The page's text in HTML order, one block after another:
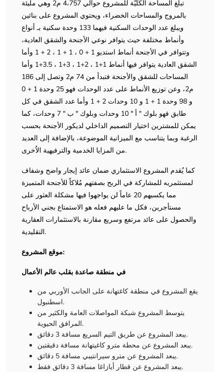
تبلغ المساحة الكُليّة للمشروع حوالي 4،757 م2 وهي مليئة
بالمروج والمساحات الخضراء، ويحتوي المشروع على بنائين
ويبلغ عدد الوحدات السكنية فيهما 133 وحدة سكنية بـ أنواع
وأنماط مختلفة حيث يتوافر نوعي الأجنحة والشقق العادية،
وتتوافر في الأجنحة أنماط استديو 1 + 0 ، 1 + 1 ، 2 + 1 وأما
الشقق العادية يتوافر فيها أنماط 1+1 ، 2+1 ، 3+1 ، 3.5+1 وأما
المساحات للشقق والأجنحة فتبدأ من 74 م2 وتصل إلى 186
م2، وعن توزيع الأنماط على عدد الوحدات فهو 25 وحدة 1 + 0
و 98 وحدة 1 + 1 و 10 وحدات 2 + 1 وأما عدد الشقق في كل
طابق فهو بلوك " أ " 10 وحدات وبلوك " ب " 7 وحدات، كما
يمكن للمشترين اختيار التصميم الداخلي لديكور الأجنحة بحسب
الرغبة وبما يتناسب مع الميزانية الموضوعة، بالإضافة إلى العديد
من المزايا الخدمية والترفيهية الاُخرى.
كما يُقدم المشروع الاستثماري ضمان عائد إيجار واضح وشفاف
لمستثمريه للمشاركة في الربح بصفتهم مُلاكاً للأجنحة المتميزة
مما يكسبهم 20 عاماً لن يواجهوا فيها مشكلة العثور على
مستأجرين، فكل ما عليهم فعله هو الاستمتاع بجني الأرباح
والحصول على عائد مرتفع وسريع مقارنة بالاستثمارات العقارية
التقليدية.
موقع المشروع:
في منطقة صاعدة بقلب عالم الأعمال
يقع المشروع في منطقة كاغتهانة على الجانب الأوربي من
اسطنبول.
يتوسط المشروع شبكة المواصلات العامة والكثير من
المرافق الحيوية.
يبعد المشروع عن طريق التيم السريع مسافة 3 دقائق.
يبعد المشروع عن محطة مترو كاغيتهانة مسافة دقيقتين.
يبعد المشروع عن مترو سيرانتيبي مسافة 5 دقائق.
يبعد المشروع عن قطار أيازاغا مسافة 3 دقائق فقط.